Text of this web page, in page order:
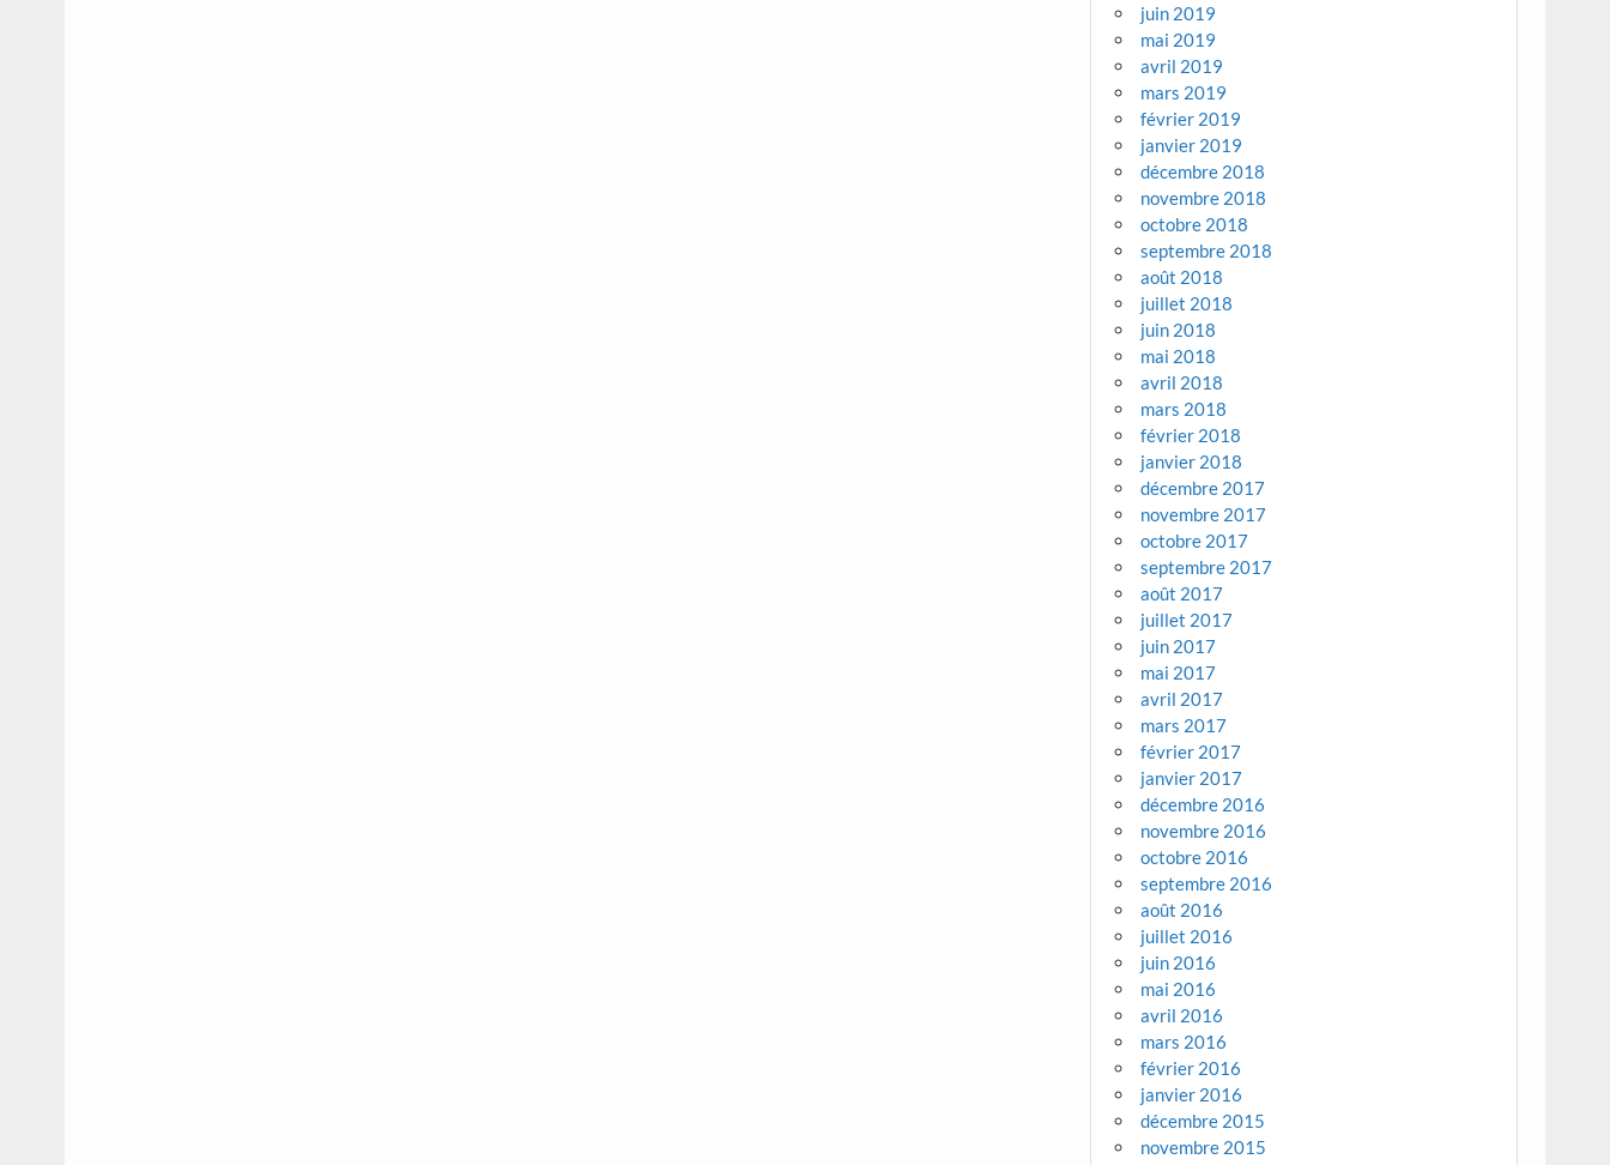
juin 2019
mai 2019
avril 2019
mars 2019
février 2019
janvier 2019
décembre 2018
novembre 2018
octobre 2018
septembre 2018
août 2018
juillet 2018
juin 2018
mai 2018
avril 2018
mars 2018
février 2018
janvier 2018
décembre 2017
novembre 2017
octobre 2017
septembre 2017
août 2017
juillet 2017
juin 2017
mai 2017
avril 2017
mars 2017
février 2017
janvier 2017
décembre 2016
novembre 2016
octobre 2016
septembre 2016
août 2016
juillet 2016
juin 2016
mai 2016
avril 2016
mars 2016
février 2016
janvier 2016
décembre 2015
novembre 2015